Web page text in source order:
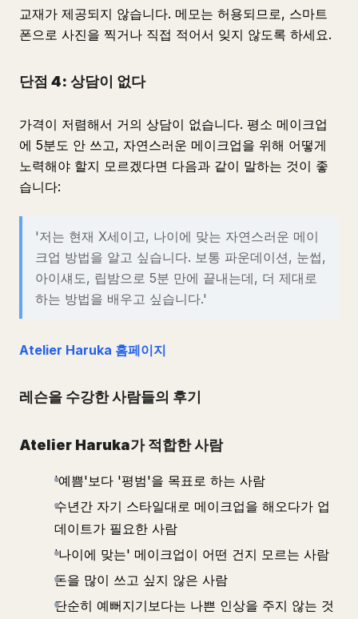
교재가 제공되지 않습니다. 메모는 허용되므로, 스마트
폰으로 사진을 찍거나 직접 적어서 잊지 않도록 하세요.
단점 4: 상담이 없다
가격이 저렴해서 거의 상담이 없습니다. 평소 메이크업
에 5분도 안 쓰고, 자연스러운 메이크업을 위해 어떻게
노력해야 할지 모르겠다면 다음과 같이 말하는 것이 좋
습니다:
'저는 현재 X세이고, 나이에 맞는 자연스러운 메이
크업 방법을 알고 싶습니다. 보통 파운데이션, 눈썹,
아이섀도, 립밤으로 5분 만에 끝내는데, 더 제대로
하는 방법을 배우고 싶습니다.'
Atelier Haruka 홈페이지
레슨을 수강한 사람들의 후기
Atelier Haruka가 적합한 사람
'예쁨'보다 '평범'을 목표로 하는 사람
수년간 자기 스타일대로 메이크업을 해오다가 업
데이트가 필요한 사람
'나이에 맞는' 메이크업이 어떤 건지 모르는 사람
돈을 많이 쓰고 싶지 않은 사람
단순히 예뻐지기보다는 나쁜 인상을 주지 않는 것